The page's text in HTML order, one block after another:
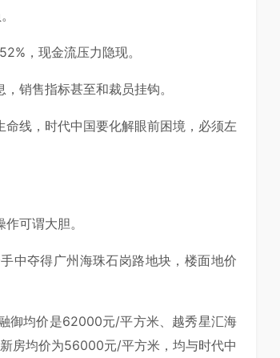
，现金流压力隐现。
销售指标甚至和裁员挂钩。
线，时代中国要化解眼前困境，必须左
可谓大胆。
中夺得广州海珠石岗路地块，楼面地价
御均价是62000元/平方米、越秀星汇海
房均价为56000元/平方米，均与时代中